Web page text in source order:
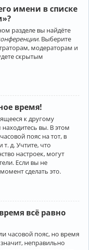
имени в списке
разделе вы найдёте
. Выберите
модераторам и
скрытым
время!
к другому
вы. В этом
пояс на тот, в
д. Учтите, что
настроек, могут
Если вы не
сделать это.
всё равно
часовой пояс, но время
неправильно